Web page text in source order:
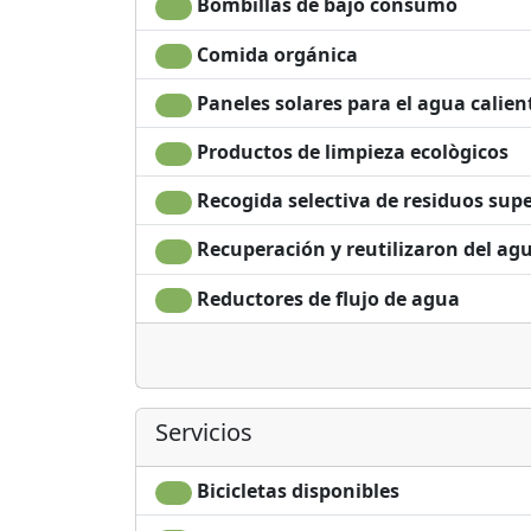
Prohibió a las computadoras, tabletas,
durante algunas horas todas esas
convertido en una adicción.
La conexión wi-fi está garantizada en las
Los teléfonos fijos gratuitos y los faxes
El restaurante está abierto para todos,
haya acuerdos predefinidos.
El desayuno y el almuerzo se sirven
House.
Para cualquier información: - -
ATENCIÓN: EL FACILITARIO ESTÁ
DESPUÉS DEL FIN DE SEMANA
Comida orgánica
Paneles solares para el agua
Productos de limpieza ecològicos
Recogida selectiva de residuos
Recuperación y reutilizaron del
Reductores de flujo de agua
Servicios
Bicicletas disponibles